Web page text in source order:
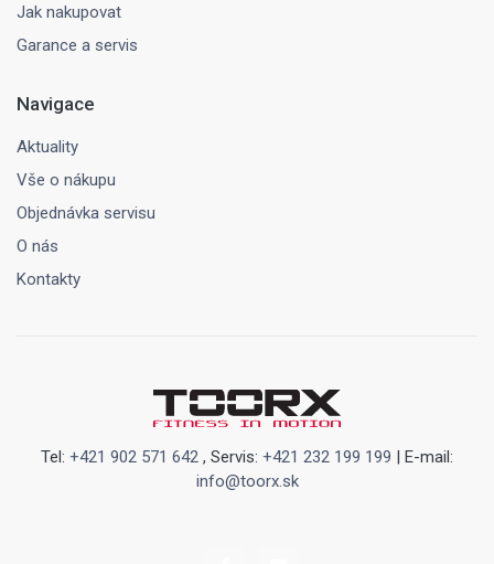
Jak nakupovat
Garance a servis
Navigace
Aktuality
Vše o nákupu
Objednávka servisu
O nás
Kontakty
Tel: +421 902 571 642 , Servis: +421 232 199 199 | E-mail:
info@toorx.sk